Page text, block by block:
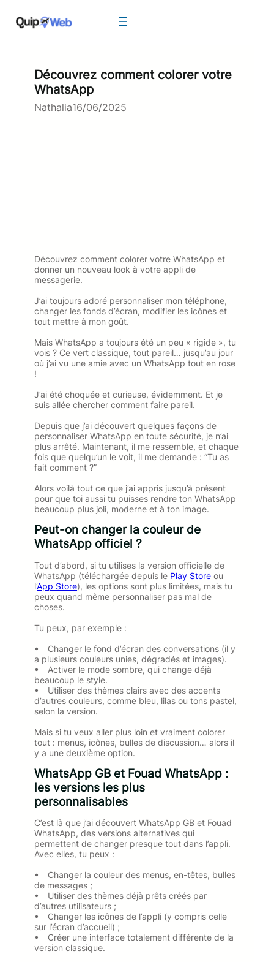
Découvrez comment colorer votre
WhatsApp
Nathalia16/06/2025
Découvrez comment colorer votre WhatsApp et
donner un nouveau look à votre appli de
messagerie.
J’ai toujours adoré personnaliser mon téléphone,
changer les fonds d’écran, modifier les icônes et
tout mettre à mon goût.
Mais WhatsApp a toujours été un peu « rigide », tu
vois ? Ce vert classique, tout pareil… jusqu’au jour
où j’ai vu une amie avec un WhatsApp tout en rose
!
J’ai été choquée et curieuse, évidemment. Et je
suis allée chercher comment faire pareil.
Depuis que j’ai découvert quelques façons de
personnaliser WhatsApp en toute sécurité, je n’ai
plus arrêté. Maintenant, il me ressemble, et chaque
fois que quelqu’un le voit, il me demande : “Tu as
fait comment ?”
Alors voilà tout ce que j’ai appris jusqu’à présent
pour que toi aussi tu puisses rendre ton WhatsApp
beaucoup plus joli, moderne et à ton image.
Peut-on changer la couleur de
WhatsApp officiel ?
Tout d’abord, si tu utilises la version officielle de
WhatsApp (téléchargée depuis le Play Store ou
l’App Store), les options sont plus limitées, mais tu
peux quand même personnaliser pas mal de
choses.
Tu peux, par exemple :
• Changer le fond d’écran des conversations (il y
a plusieurs couleurs unies, dégradés et images).
• Activer le mode sombre, qui change déjà
beaucoup le style.
• Utiliser des thèmes clairs avec des accents
d’autres couleurs, comme bleu, lilas ou tons pastel,
selon la version.
Mais si tu veux aller plus loin et vraiment colorer
tout : menus, icônes, bulles de discussion… alors il
y a une deuxième option.
WhatsApp GB et Fouad WhatsApp :
les versions les plus
personnalisables
C’est là que j’ai découvert WhatsApp GB et Fouad
WhatsApp, des versions alternatives qui
permettent de changer presque tout dans l’appli.
Avec elles, tu peux :
• Changer la couleur des menus, en-têtes, bulles
de messages ;
• Utiliser des thèmes déjà prêts créés par
d’autres utilisateurs ;
• Changer les icônes de l’appli (y compris celle
sur l’écran d’accueil) ;
• Créer une interface totalement différente de la
version classique.